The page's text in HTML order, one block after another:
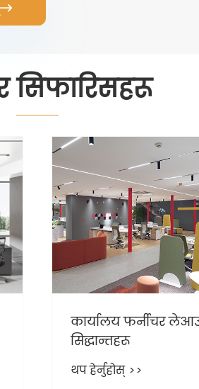
सिफारिसहरू
कार्यालय फर्नीचर
सिद्धान्तहरू
थप हेर्नुहोस् >>